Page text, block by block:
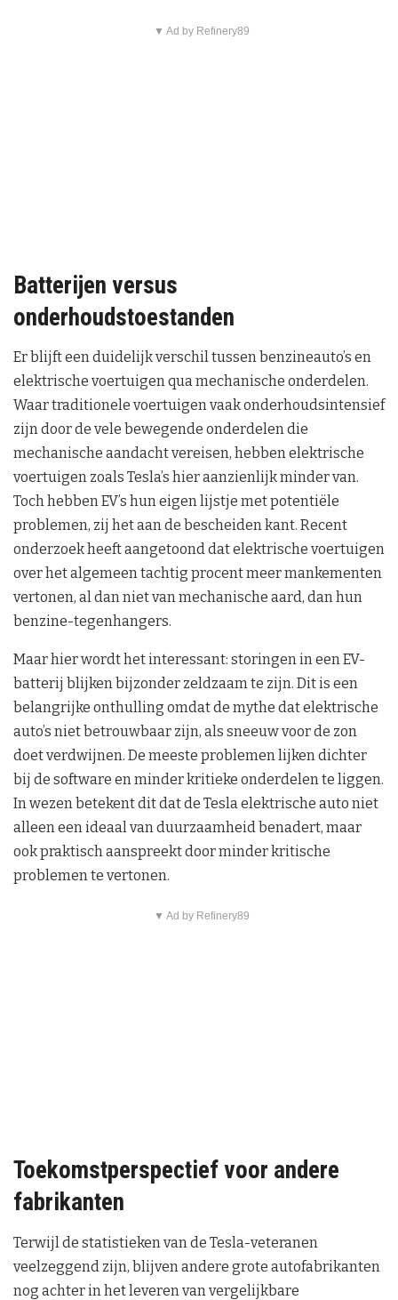
▼ Ad by Refinery89
Batterijen versus
onderhoudstoestanden
Er blijft een duidelijk verschil tussen benzineauto’s en
elektrische voertuigen qua mechanische onderdelen.
Waar traditionele voertuigen vaak onderhoudsintensief
zijn door de vele bewegende onderdelen die
mechanische aandacht vereisen, hebben elektrische
voertuigen zoals Tesla’s hier aanzienlijk minder van.
Toch hebben EV’s hun eigen lijstje met potentiële
problemen, zij het aan de bescheiden kant. Recent
onderzoek heeft aangetoond dat elektrische voertuigen
over het algemeen tachtig procent meer mankementen
vertonen, al dan niet van mechanische aard, dan hun
benzine-tegenhangers.
Maar hier wordt het interessant: storingen in een EV-
batterij blijken bijzonder zeldzaam te zijn. Dit is een
belangrijke onthulling omdat de mythe dat elektrische
auto’s niet betrouwbaar zijn, als sneeuw voor de zon
doet verdwijnen. De meeste problemen lijken dichter
bij de software en minder kritieke onderdelen te liggen.
In wezen betekent dit dat de Tesla elektrische auto niet
alleen een ideaal van duurzaamheid benadert, maar
ook praktisch aanspreekt door minder kritische
problemen te vertonen.
▼ Ad by Refinery89
Toekomstperspectief voor andere
fabrikanten
Terwijl de statistieken van de Tesla-veteranen
veelzeggend zijn, blijven andere grote autofabrikanten
nog achter in het leveren van vergelijkbare